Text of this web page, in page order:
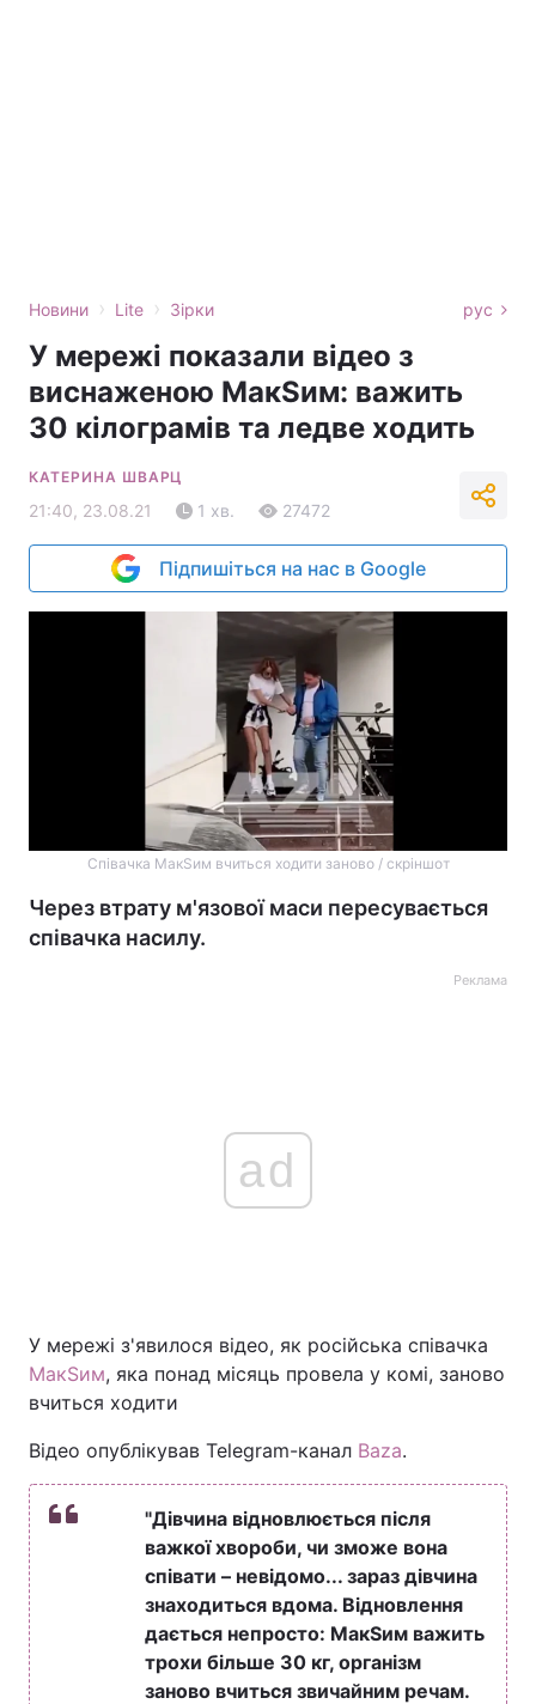
Новини › Lite › Зірки рус
У мережі показали відео з
виснаженою МакЅим: важить
30 кілограмів та ледве ходить
КАТЕРИНА ШВАРЦ
21:40, 23.08.21 1 хв. 27472
Підпишіться на нас в Google
Співачка МакЅим вчиться ходити заново / скріншот
Через втрату м'язової маси пересувається
співачка насилу.
Реклама
ad
У мережі з'явилося відео, як російська співачка
МакЅим, яка понад місяць провела у комі, заново
вчиться ходити
Відео опублікував Telegram-канал Baza.
"Дівчина відновлюється після
важкої хвороби, чи зможе вона
співати – невідомо... зараз дівчина
знаходиться вдома. Відновлення
дається непросто: МакЅим важить
трохи більше 30 кг, організм
заново вчиться звичайним речам.